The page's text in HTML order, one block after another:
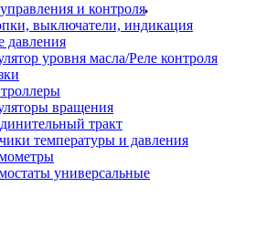
и контроля
выключатели, индикация
давления
уровня масла/Реле контроля
вращения
тракт
температуры и давления
универсальные